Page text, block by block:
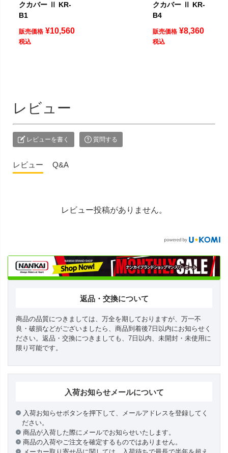
クカバー Ⅱ KR-
B1
販売価格 ¥10,560
税込
クカバー Ⅱ KR-
B4
販売価格 ¥8,360
税込
レビュー
レビューを書く 質問する
レビュー Q&A
レビュー投稿がありません。
返品・交換について
商品の品質につきましては、万全を期しておりますが、万一不
良・破損などがございましたら、商品到着後7日以内にお知らせく
ださい。返品・交換につきましても、7日以内、未開封・未使用に
限り可能です。
入荷お知らせメールについて
入荷お知らせボタンを押下して、メールアドレスを登録してく
ださい。
商品が入荷した際にメールでお知らせいたします。
商品の入荷やご注文を確定するものではありません。